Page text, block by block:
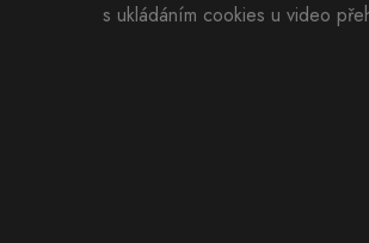
s ukládáním cookies u video